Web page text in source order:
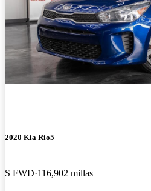
2020 Kia Rio5
S FWD 116,902 millas